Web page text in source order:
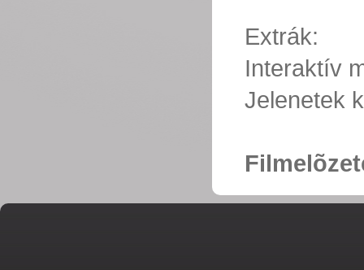
Extrák:
Interaktív
Jelenetek